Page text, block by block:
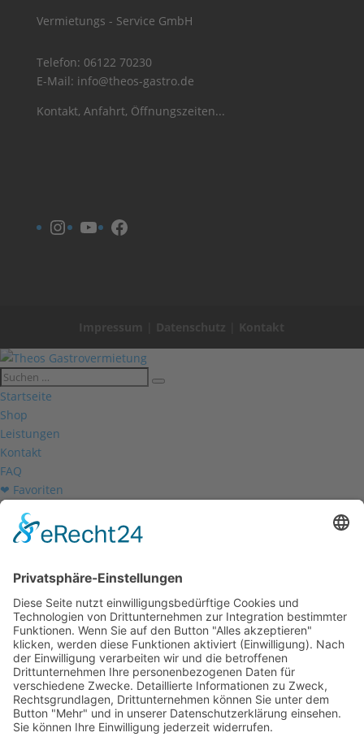
Vermietungs - Service GmbH
Telefon: 06122 70230
E-Mail: info@theos-gastro.de
Kontakt, Anfahrt, Öffnungszeiten...
Instagram
YouTubeFacebook
Impressum Datenschutz Kontakt
Startseite
Shop
Leistungen
Kontakt
FAQ
❤ Favoriten
Mein Konto
Betriebsferien
Wir befinden uns vom
19.12.2025 bis einschließlich 07.01.2026
in unseren Betriebsferien.
In dieser Zeit werden Anfragen
weiterhin bearbeitet, allerdings
kann es zu Verzögerungen bei der